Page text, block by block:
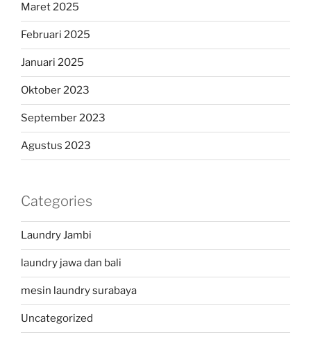
Maret 2025
Februari 2025
Januari 2025
Oktober 2023
September 2023
Agustus 2023
Categories
Laundry Jambi
laundry jawa dan bali
mesin laundry surabaya
Uncategorized